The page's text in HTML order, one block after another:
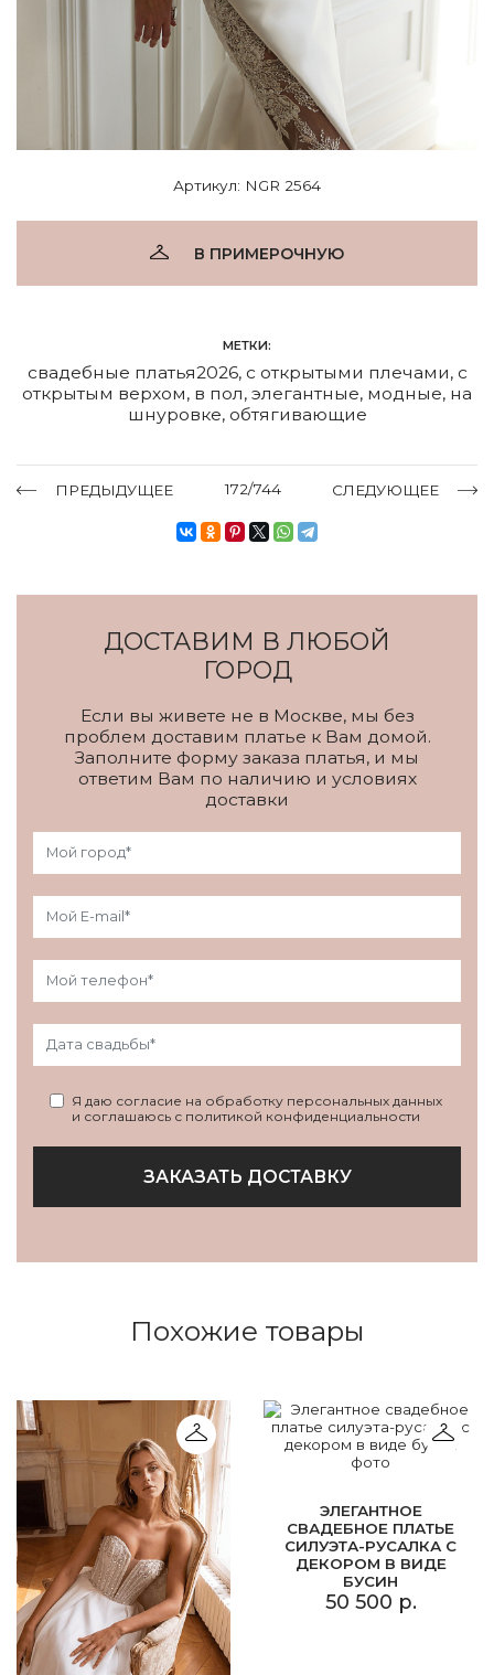
Артикул: NGR 2564
В ПРИМЕРОЧНУЮ
МЕТКИ:
свадебные платья2026, с открытыми плечами, с
открытым верхом, в пол, элегантные, модные, на
шнуровке, обтягивающие
ПРЕДЫДУЩЕЕ 172/744 СЛЕДУЮЩЕЕ
ДОСТАВИМ В ЛЮБОЙ
ГОРОД
Если вы живете не в Москве, мы без
проблем доставим платье к Вам домой.
Заполните форму заказа платья, и мы
ответим Вам по наличию и условиях
доставки
Я даю согласие на обработку персональных данных
и соглашаюсь с политикой конфиденциальности
ЗАКАЗАТЬ ДОСТАВКУ
Похожие товары
ЭЛЕГАНТНОЕ
СВАДЕБНОЕ ПЛАТЬЕ
СИЛУЭТА-РУСАЛКА С
ДЕКОРОМ В ВИДЕ
БУСИН
50 500 р.